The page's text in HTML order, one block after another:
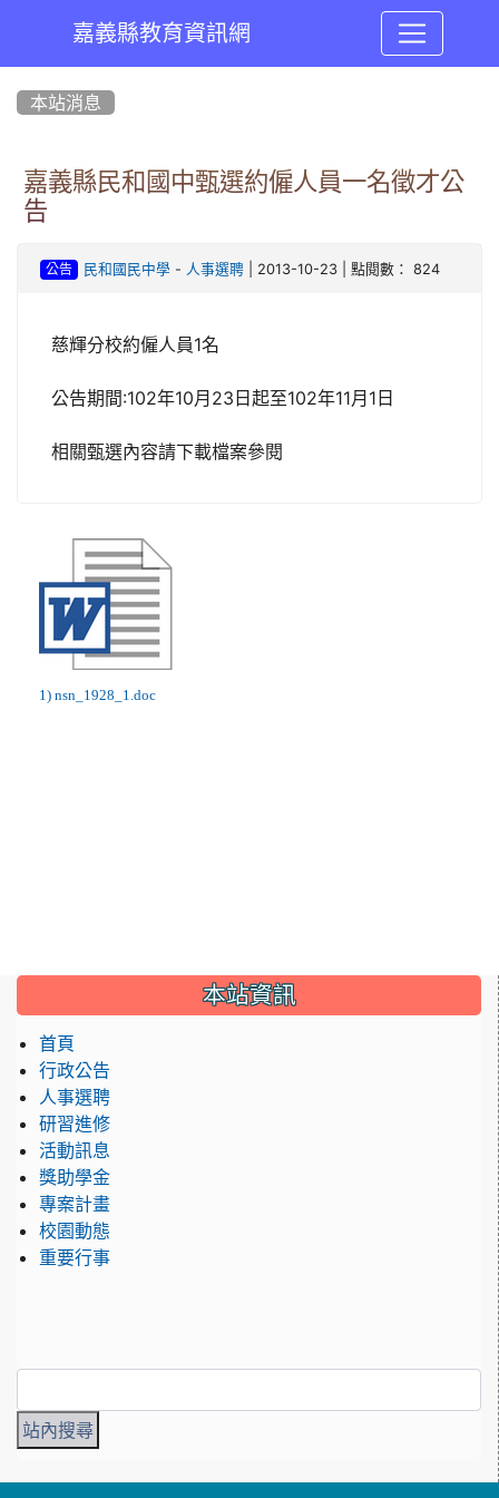
嘉義縣教育資訊網
本站消息
嘉義縣民和國中甄選約僱人員一名徵才公
告
公告 民和國民中學- 人事選聘| 2013-10-23 | 點閱數： 824
慈輝分校約僱人員1名
公告期間:102年10月23日起至102年11月1日
相關甄選內容請下載檔案參閱
1) nsn_1928_1.doc
::: 本站資訊
首頁
行政公告
人事選聘
研習進修
活動訊息
獎助學金
專案計畫
校園動態
重要行事